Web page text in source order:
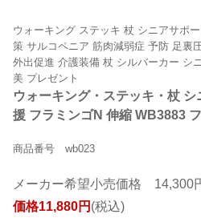
ウォーキング ステッキ 杖 シニアサポ
策 サルコペニア 筋肉減弱症 予防 足裏
外出促進 介護装備 杖 シルバーカー シ
美 プレゼント
ウォーキング・ステッキ・杖
援 フラミンゴN 伸縮 WB3883
商品番号 wb023
メーカー希望小売価格 14,300
価格11,880円 (税込)